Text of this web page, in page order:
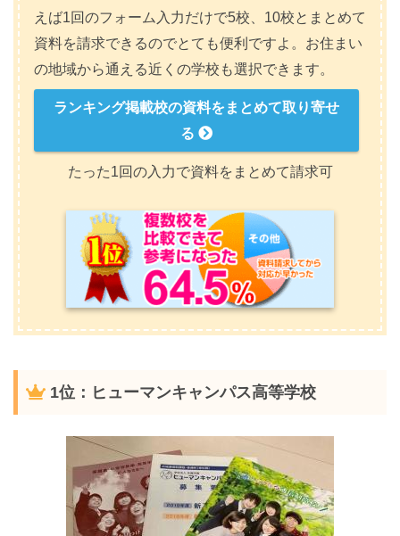
えば1回のフォーム入力だけで5校、10校とまとめて
資料を請求できるのでとても便利ですよ。お住まい
の地域から通える近くの学校も選択できます。
ランキング掲載校の資料をまとめて取り寄せ
る
たった1回の入力で資料をまとめて請求可
1位：ヒューマンキャンパス高等学校